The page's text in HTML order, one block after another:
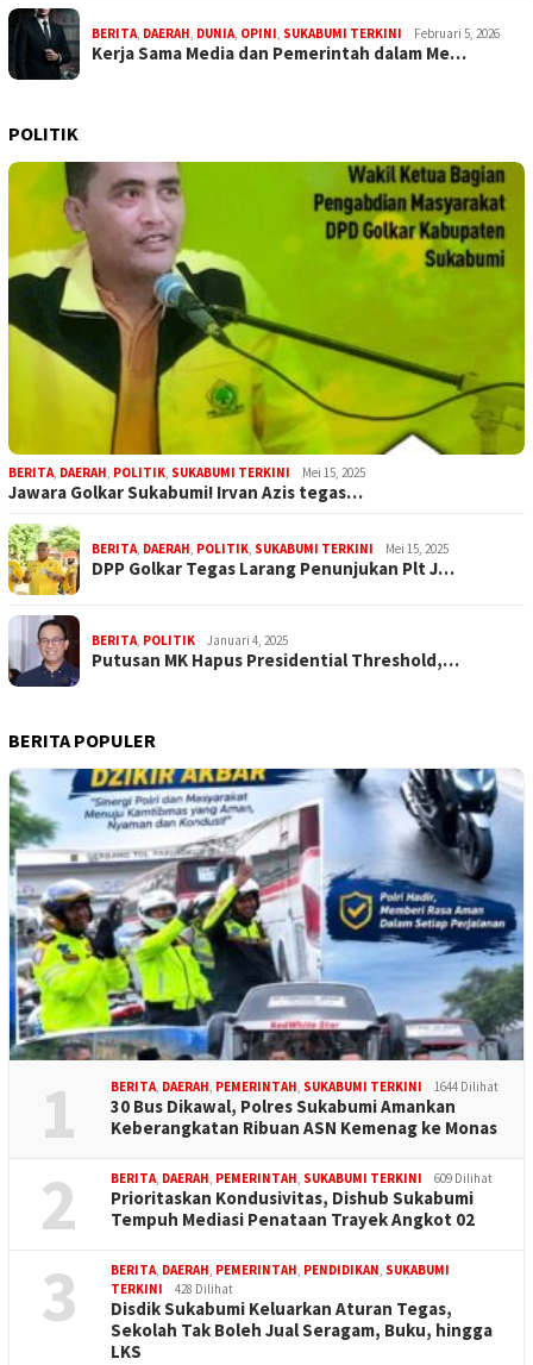
BERITA DAERAH DUNIA OPINI SUKABUMI TERKINI Februari 5, 2026
Kerja Sama Media dan Pemerintah dalam Me…
POLITIK
BERITA DAERAH POLITIK SUKABUMI TERKINI Mei 15, 2025
Jawara Golkar Sukabumi! Irvan Azis tegas…
BERITA DAERAH POLITIK SUKABUMI TERKINI Mei 15, 2025
DPP Golkar Tegas Larang Penunjukan Plt J…
BERITA POLITIK Januari 4, 2025
Putusan MK Hapus Presidential Threshold,…
BERITA POPULER
1 BERITA, DAERAH, PEMERINTAH, SUKABUMI TERKINI 1644 Dilihat
30 Bus Dikawal, Polres Sukabumi Amankan
Keberangkatan Ribuan ASN Kemenag ke Monas
2 BERITA, DAERAH, PEMERINTAH, SUKABUMI TERKINI 609 Dilihat
Prioritaskan Kondusivitas, Dishub Sukabumi
Tempuh Mediasi Penataan Trayek Angkot 02
3 BERITA, DAERAH, PEMERINTAH, PENDIDIKAN, SUKABUMI
TERKINI
428 Dilihat
Disdik Sukabumi Keluarkan Aturan Tegas,
Sekolah Tak Boleh Jual Seragam, Buku, hingga
LKS